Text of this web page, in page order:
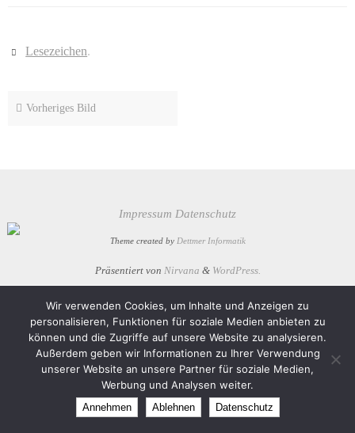
Lesezeichen.
Vorheriges Bild
Impressum Datenschutz
Theme created by Dettmer Informatik
Präsentiert von Nirvana & WordPress.
Wir verwenden Cookies, um Inhalte und Anzeigen zu
personalisieren, Funktionen für soziale Medien anbieten zu
können und die Zugriffe auf unsere Website zu analysieren.
Außerdem geben wir Informationen zu Ihrer Verwendung
unserer Website an unsere Partner für soziale Medien,
Werbung und Analysen weiter.
Annehmen Ablehnen Datenschutz